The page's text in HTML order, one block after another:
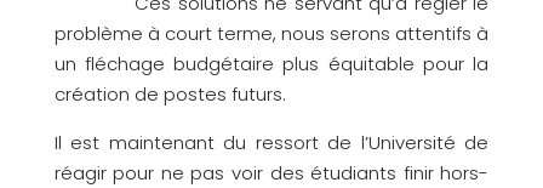
problème à court terme, nous serons attentifs à
un fléchage budgétaire plus équitable pour la
création de postes futurs.
Il est maintenant du ressort de l’Université de
réagir pour ne pas voir des étudiants finir hors-